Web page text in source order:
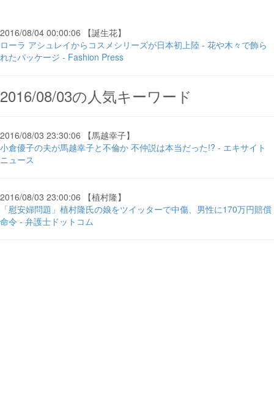
2016/08/04 00:00:06 【誕生花】
ローラ アシュレイからコスメシリーズが日本初上陸 - 花や木々で飾ら
れたパッケージ - Fashion Press
2016/08/03の人気キーワード
2016/08/03 23:30:06 【馬越幸子】
小倉優子の夫が馬越幸子と不倫か 不仲説は本当だった!? - エキサイト
ニュース
2016/08/03 23:00:06 【植村隆】
「慰安婦問題」植村隆氏の娘をツイッターで中傷、男性に170万円賠償
命令 - 弁護士ドットコム